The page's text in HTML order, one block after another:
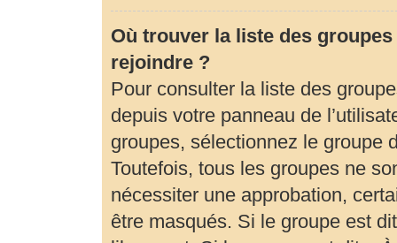
Où trouver la liste des
rejoindre ?
Pour consulter la liste des
depuis votre panneau de
groupes, sélectionnez le groupe
Toutefois, tous les groupes ne
nécessiter une approbation,
être masqués. Si le groupe est